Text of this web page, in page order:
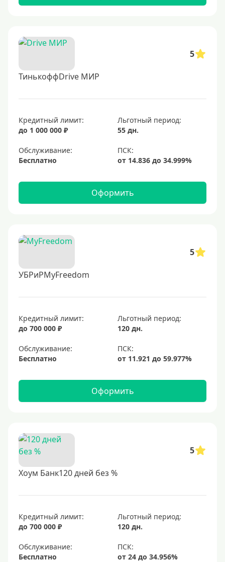
5
ТинькоффDrive МИР
Кредитный лимит:
до 1 000 000 ₽
Льготный период:
55 дн.
Обслуживание:
Бесплатно
Оформить
5
УБРиРMyFreedom
Кредитный лимит:
до 700 000 ₽
Льготный период:
120 дн.
Обслуживание:
Бесплатно
Оформить
5
Хоум Банк120 дней без %
Кредитный лимит:
до 700 000 ₽
Льготный период:
120 дн.
Обслуживание:
Бесплатно